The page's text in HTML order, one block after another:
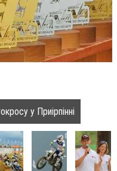
у Приірпінні